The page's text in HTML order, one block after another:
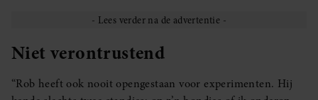
Niet verontrustend
“Rob heeft ook nooit opengestaan voor experimenten. Hij